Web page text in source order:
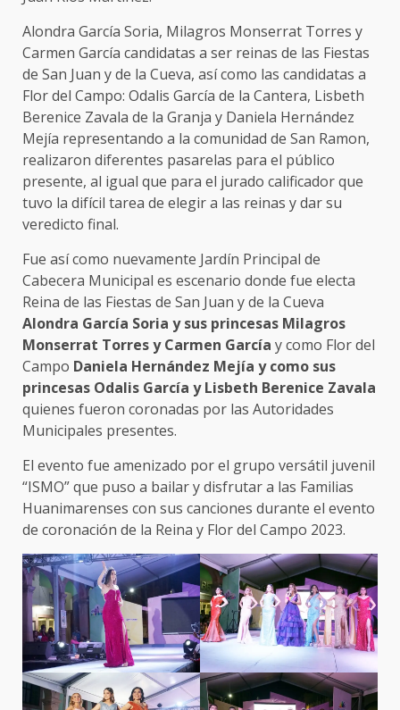
Alondra García Soria, Milagros Monserrat Torres y
Carmen García candidatas a ser reinas de las Fiestas
de San Juan y de la Cueva, así como las candidatas a
Flor del Campo: Odalis García de la Cantera, Lisbeth
Berenice Zavala de la Granja y Daniela Hernández
Mejía representando a la comunidad de San Ramon,
realizaron diferentes pasarelas para el público
presente, al igual que para el jurado calificador que
tuvo la difícil tarea de elegir a las reinas y dar su
veredicto final.
Fue así como nuevamente Jardín Principal de
Cabecera Municipal es escenario donde fue electa
Reina de las Fiestas de San Juan y de la Cueva
Alondra García Soria y sus princesas Milagros
Monserrat Torres y Carmen García y como Flor del
Campo Daniela Hernández Mejía y como sus
princesas Odalis García y Lisbeth Berenice Zavala
quienes fueron coronadas por las Autoridades
Municipales presentes.
El evento fue amenizado por el grupo versátil juvenil
“ISMO” que puso a bailar y disfrutar a las Familias
Huanimarenses con sus canciones durante el evento
de coronación de la Reina y Flor del Campo 2023.